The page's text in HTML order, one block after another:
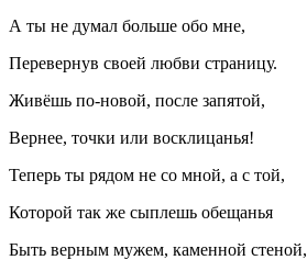
А ты не думал больше обо мне,
Перевернув своей любви страницу.
Живёшь по-новой, после запятой,
Вернее, точки или восклицанья!
Теперь ты рядом не со мной, а с той,
Которой так же сыплешь обещанья
Быть верным мужем, каменной стеной,